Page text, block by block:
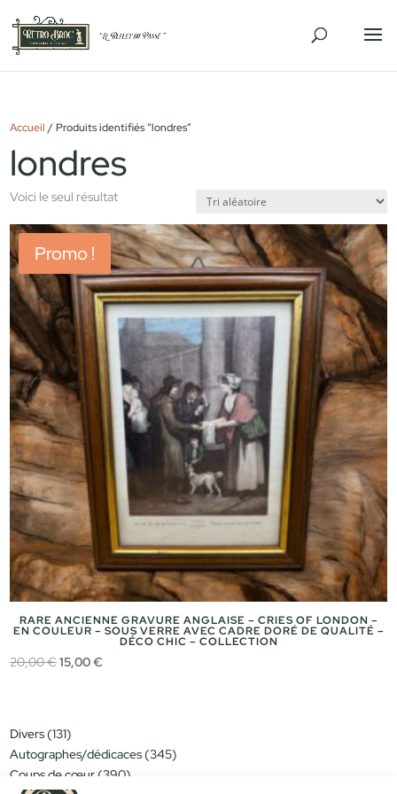
Accueil / Produits identifiés “londres”
londres
Voici le seul résultat
Promo !
RARE ANCIENNE GRAVURE ANGLAISE – CRIES OF LONDON –
EN COULEUR – SOUS VERRE AVEC CADRE DORÉ DE QUALITÉ –
DÉCO CHIC – COLLECTION
20,00€Le
20,00 €.
15,00€Le
Divers 131131
produits
Autographes/dédicaces 345345
Coups de cœur 390390